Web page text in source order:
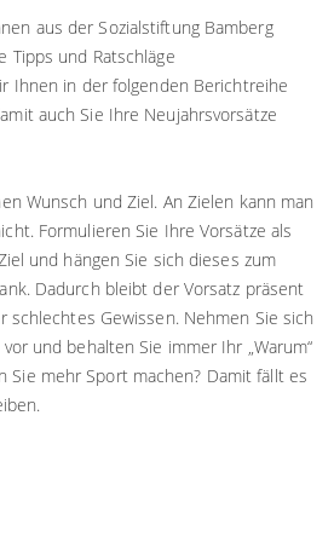
aus der Sozialstiftung Bamberg
Tipps und Ratschläge
Ihnen in der folgenden Berichtreihe
auch Sie Ihre Neujahrsvorsätze
Wunsch und Ziel. An Zielen kann man
Formulieren Sie Ihre Vorsätze als
und hängen Sie sich dieses zum
Dadurch bleibt der Vorsatz präsent
schlechtes Gewissen. Nehmen Sie sich
und behalten Sie immer Ihr „Warum“
Sie mehr Sport machen? Damit fällt es